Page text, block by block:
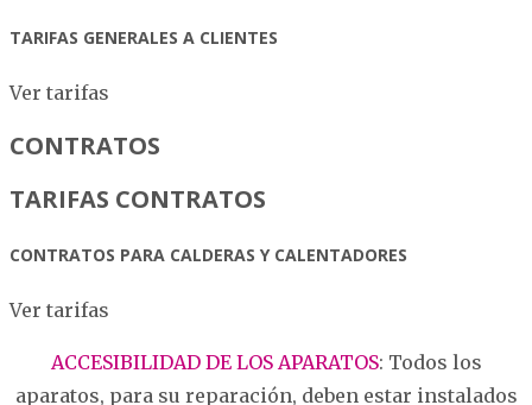
TARIFAS GENERALES A CLIENTES
Ver tarifas
CONTRATOS
TARIFAS CONTRATOS
CONTRATOS PARA CALDERAS Y CALENTADORES
Ver tarifas
ACCESIBILIDAD DE LOS APARATOS: Todos los
aparatos, para su reparación, deben estar instalados